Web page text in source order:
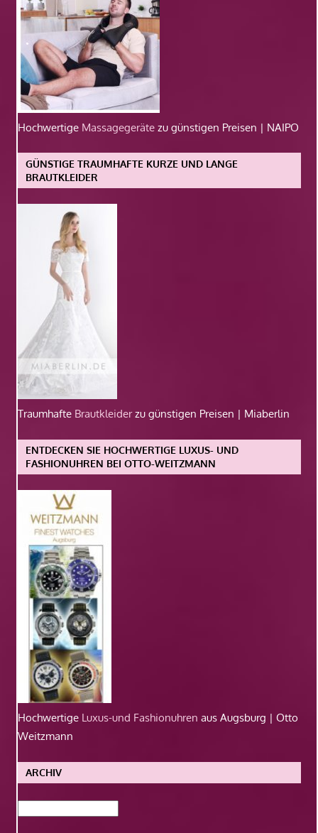
Hochwertige Massagegeräte zu günstigen Preisen | NAIPO
GÜNSTIGE TRAUMHAFTE KURZE UND LANGE
BRAUTKLEIDER
Traumhafte Brautkleiderzu günstigen Preisen | Miaberlin
ENTDECKEN SIE HOCHWERTIGE LUXUS- UND
FASHIONUHREN BEI OTTO-WEITZMANN
Hochwertige Luxus-und Fashionuhren aus Augsburg | Otto
Weitzmann
ARCHIV